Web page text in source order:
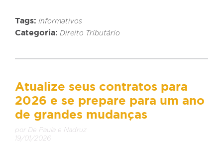
Tags: Informativos
Categoria: Direito Tributário
Atualize seus contratos para
2026 e se prepare para um ano
de grandes mudanças
por De Paula e Nadruz
19/01/2026